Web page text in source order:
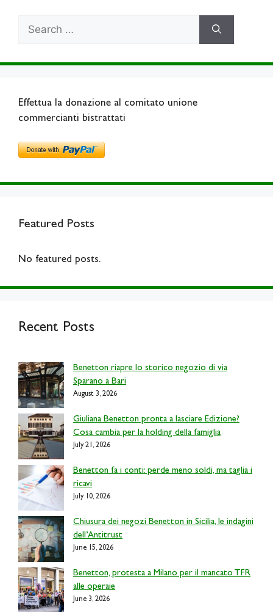
Effettua la donazione al comitato unione
commercianti bistrattati
Featured Posts
No featured posts.
Recent Posts
Benetton riapre lo storico negozio di via
Sparano a Bari
August 3, 2026
Giuliana Benetton pronta a lasciare Edizione?
Cosa cambia per la holding della famiglia
July 21, 2026
Benetton fa i conti: perde meno soldi, ma taglia i
ricavi
July 10, 2026
Chiusura dei negozi Benetton in Sicilia, le indagini
dell’Antitrust
June 15, 2026
Benetton, protesta a Milano per il mancato TFR
alle operaie
June 3, 2026